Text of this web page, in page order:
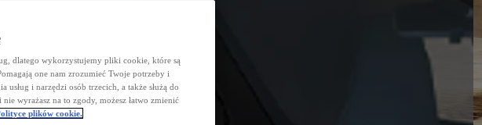
dlatego wykorzystujemy pliki cookie, które są
one nam zrozumieć Twoje potrzeby i
i narzędzi osób trzecich, a także służą do
wyrażasz na to zgody, możesz łatwo zmienić
plików cookie.